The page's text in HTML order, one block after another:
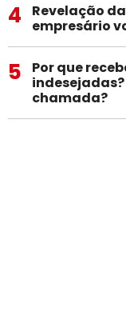
4
Revelação
empresário
5
Por que
chamada?